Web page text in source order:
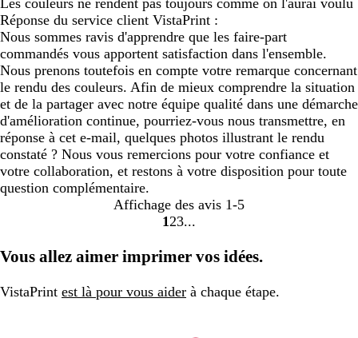
Les couleurs ne rendent pas toujours comme on l'aurai voulu
Réponse du service client VistaPrint :
Nous sommes ravis d'apprendre que les faire-part
commandés vous apportent satisfaction dans l'ensemble.
Nous prenons toutefois en compte votre remarque concernant
le rendu des couleurs. Afin de mieux comprendre la situation
et de la partager avec notre équipe qualité dans une démarche
d'amélioration continue, pourriez-vous nous transmettre, en
réponse à cet e-mail, quelques photos illustrant le rendu
constaté ? Nous vous remercions pour votre confiance et
votre collaboration, et restons à votre disposition pour toute
question complémentaire.
Affichage des avis 1-5
Accéder
la
1 Accéder
la
2 Accéder
la
3
Vous allez aimer imprimer vos idées.
VistaPrint est là pour vous aider à chaque étape.